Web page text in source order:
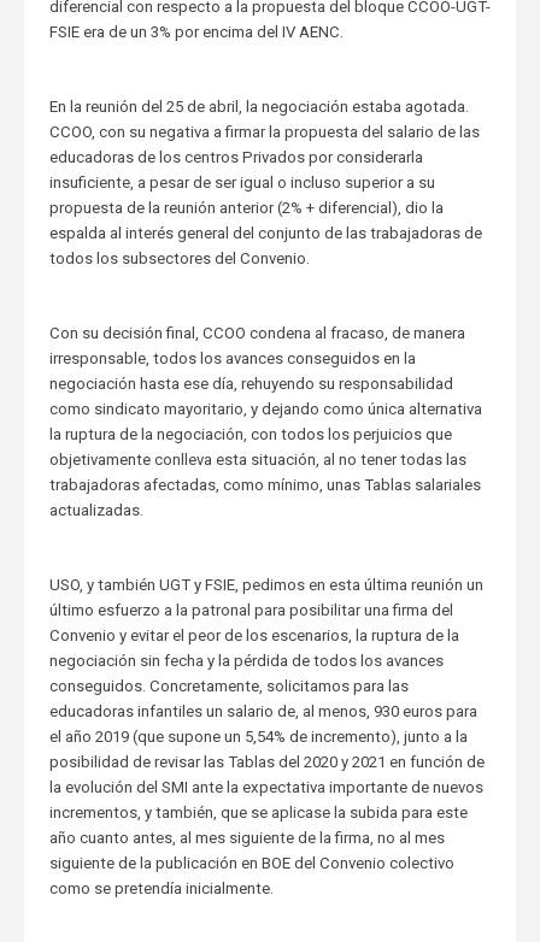
diferencial con respecto a la propuesta del bloque CCOO-UGT-
FSIE era de un 3% por encima del IV AENC.
En la reunión del 25 de abril, la negociación estaba agotada.
CCOO, con su negativa a firmar la propuesta del salario de las
educadoras de los centros Privados por considerarla
insuficiente, a pesar de ser igual o incluso superior a su
propuesta de la reunión anterior (2% + diferencial), dio la
espalda al interés general del conjunto de las trabajadoras de
todos los subsectores del Convenio.
Con su decisión final, CCOO condena al fracaso, de manera
irresponsable, todos los avances conseguidos en la
negociación hasta ese día, rehuyendo su responsabilidad
como sindicato mayoritario, y dejando como única alternativa
la ruptura de la negociación, con todos los perjuicios que
objetivamente conlleva esta situación, al no tener todas las
trabajadoras afectadas, como mínimo, unas Tablas salariales
actualizadas.
USO, y también UGT y FSIE, pedimos en esta última reunión un
último esfuerzo a la patronal para posibilitar una firma del
Convenio y evitar el peor de los escenarios, la ruptura de la
negociación sin fecha y la pérdida de todos los avances
conseguidos. Concretamente, solicitamos para las
educadoras infantiles un salario de, al menos, 930 euros para
el año 2019 (que supone un 5,54% de incremento), junto a la
posibilidad de revisar las Tablas del 2020 y 2021 en función de
la evolución del SMI ante la expectativa importante de nuevos
incrementos, y también, que se aplicase la subida para este
año cuanto antes, al mes siguiente de la firma, no al mes
siguiente de la publicación en BOE del Convenio colectivo
como se pretendía inicialmente.